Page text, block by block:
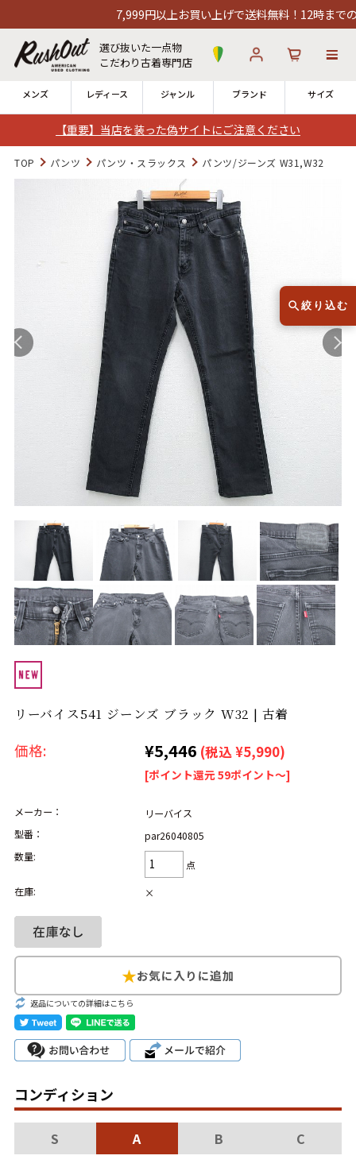
【重要】当店を装った偽サイトにご注意ください
7,999円以上お買い上げで送料無料！12時までのご注
選び抜いた一点物
こだわり古着専門店
メンズ レディース ジャンル ブランド サイズ
ログイン
全国7店舗・公式通販の比較
発送について 12時までのご注文で当日出荷！
※対応不可：日祝、長期休暇、セール
Search by Hotword 今週のHOTワード（7/29〜8/4）
Tシャツ USA製 映画 ミリタリー 4 スターウォーズ
ラルフローレン 6 大きいサイズ 7 8 ディズニー
Search by Brand ブランドから探す
ラルフ ローレン ザ・ノース・フェ
イス
チャンピオン
パタゴニア
カーハート ディッキーズ
リーバイス ラッセル・アスレ
チック
サ行
タ行
Search by Item アイテムから探す
長袖シャツ
レディース
雑貨/小物
Search by Particular
Search by Size サイズから探す（メンズ）
TOP パンツ パンツ・スラックス パンツ/ジーンズ W31,W32
リーバイス541 ジーンズ ブラック W32 | 古着
価格: ¥5,446 (税込 ¥5,990)
[ポイント還元 59ポイント～]
メーカー：
リーバイス
型番：
par26040805
数量:
点
在庫:
×
返品についての詳細はこちら
コンディション
S A B C
絞り込む